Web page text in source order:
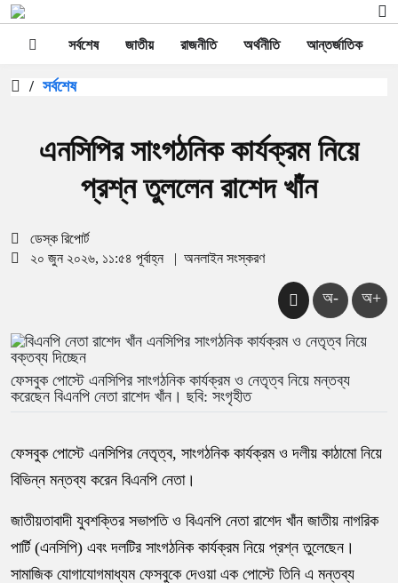
সর্বশেষ জাতীয় রাজনীতি অর্থনীতি আন্তর্জাতিক
/ সর্বশেষ
এনসিপির সাংগঠনিক কার্যক্রম নিয়ে
প্রশ্ন তুললেন রাশেদ খাঁন
ডেস্ক রিপোর্ট
২০ জুন ২০২৬, ১১:৫৪ পূর্বাহ্ন
| অনলাইন সংস্করণ
অ- অ+
ফেসবুক পোস্টে এনসিপির সাংগঠনিক কার্যক্রম ও নেতৃত্ব নিয়ে মন্তব্য
করেছেন বিএনপি নেতা রাশেদ খাঁন। ছবি: সংগৃহীত
ফেসবুক পোস্টে এনসিপির নেতৃত্ব, সাংগঠনিক কার্যক্রম ও দলীয় কাঠামো নিয়ে
বিভিন্ন মন্তব্য করেন বিএনপি নেতা।
জাতীয়তাবাদী যুবশক্তির সভাপতি ও বিএনপি নেতা রাশেদ খাঁন জাতীয় নাগরিক
পার্টি (এনসিপি) এবং দলটির সাংগঠনিক কার্যক্রম নিয়ে প্রশ্ন তুলেছেন।
সামাজিক যোগাযোগমাধ্যম ফেসবুকে দেওয়া এক পোস্টে তিনি এ মন্তব্য